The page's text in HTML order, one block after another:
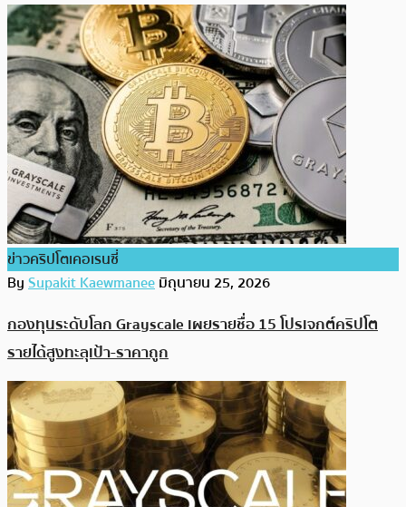
ข่าวคริปโตเคอเรนซี่
BySupakit Kaewmaneeมิถุนายน 25, 2026
กองทุนระดับโลก Grayscale เผยรายชื่อ 15 โปรเจกต์คริปโต
รายได้สูงทะลุเป้า-ราคาถูก